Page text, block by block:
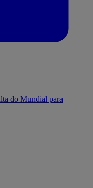
do Mundial para